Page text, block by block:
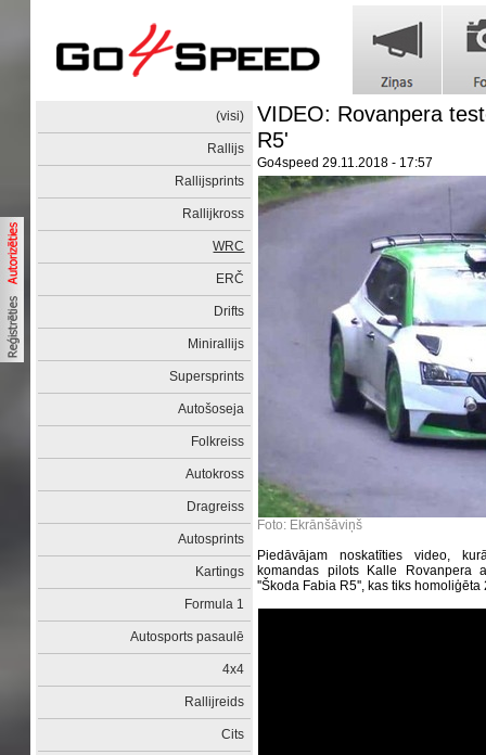
(visi)
Rallijs
Rallijsprints
Rallijkross
WRC
ERČ
Drifts
Minirallijs
Supersprints
Autošoseja
Folkreiss
Autokross
Dragreiss
Autosprints
Kartings
Formula 1
Autosports pasaulē
4x4
Rallijreids
Cits
VIDEO: Rovanpera
R5'
Go4speed 29.11.2018 - 17:57
Foto: Ekrānšāviņš
Piedāvājam noskatīties video,
komandas pilots Kalle Rovanpera
''Škoda Fabia R5'', kas tiks